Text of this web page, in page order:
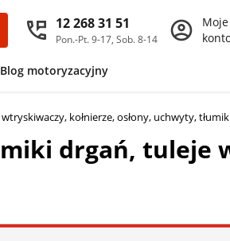
12 268 31 51
Pon.-Pt. 9-17, Sob. 8-14
Moje
Blog motoryzacyjny
kołnierze, osłony, uchwyty,
drgań, tuleje